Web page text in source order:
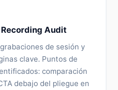
Audit
de sesión y
clave. Puntos de
comparación
debajo del pliegue en